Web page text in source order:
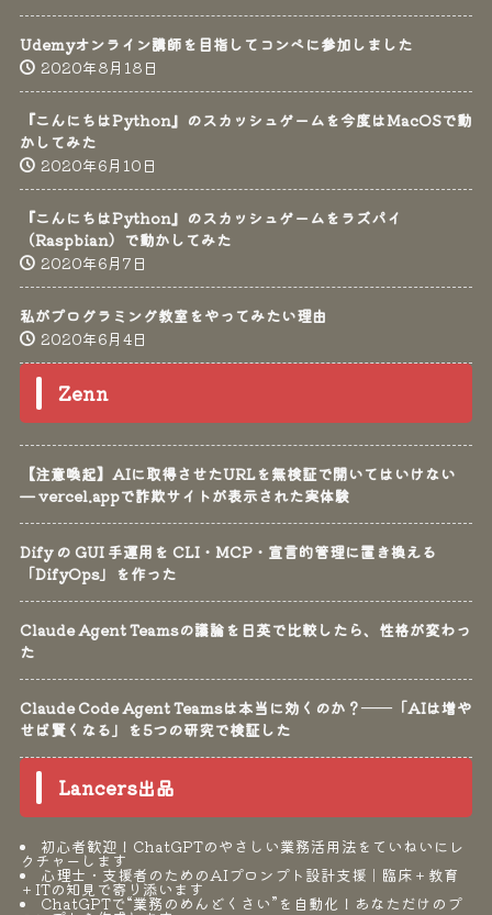
Udemyオンライン講師を目指してコンペに参加しました
2020年8月18日
『こんにちはPython』のスカッシュゲームを今度はMacOSで動
かしてみた
2020年6月10日
『こんにちはPython』のスカッシュゲームをラズパイ
（Raspbian）で動かしてみた
2020年6月7日
私がプログラミング教室をやってみたい理由
2020年6月4日
Zenn
【注意喚起】AIに取得させたURLを無検証で開いてはいけない
— vercel.appで詐欺サイトが表示された実体験
Dify の GUI 手運用を CLI・MCP・宣言的管理に置き換える
「DifyOps」を作った
Claude Agent Teamsの議論を日英で比較したら、性格が変わっ
た
Claude Code Agent Teamsは本当に効くのか？──「AIは増や
せば賢くなる」を5つの研究で検証した
Lancers出品
初心者歓迎！ChatGPTのやさしい業務活用法をていねいにレ
クチャーします
心理士・支援者のためのAIプロンプト設計支援｜臨床＋教育
＋ITの知見で寄り添います
ChatGPTで“業務のめんどくさい”を自動化！あなただけのプ